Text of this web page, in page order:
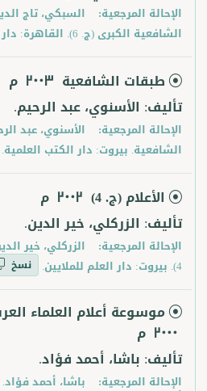
الإحالة المرجعية:
الشافعية الكبرى (ج. 6). القاهرة: دار هجر.
طبقات الشافعية 2003 م
تأليف: الأسنوي، عبد الرحيم.
الإحالة المرجعية:
الشافعية. بيروت: دار الكتب العلمية.
الأعلام (ج. 4) 2002 م
تأليف: الزركلي، خير الدين.
الإحالة المرجعية:
4). بيروت: دار العلم للملايين.
نسخ
موسوعة أعلام العلماء
2000 م
تأليف: باشا، أحمد فؤاد.
الإحالة المرجعية: